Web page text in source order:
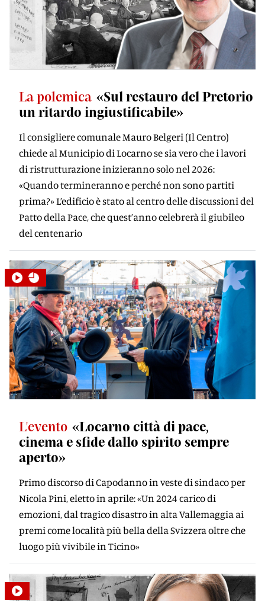
La polemica «Sul restauro del Pretorio
un ritardo ingiustiﬁcabile»
Il consigliere comunale Mauro Belgeri (Il Centro)
chiede al Municipio di Locarno se sia vero che i lavori
di ristrutturazione inizieranno solo nel 2026:
«Quando termineranno e perché non sono partiti
prima?» L’edificio è stato al centro delle discussioni del
Patto della Pace, che quest’anno celebrerà il giubileo
del centenario
L'evento «Locarno città di pace,
cinema e sfide dallo spirito sempre
aperto»
Primo discorso di Capodanno in veste di sindaco per
Nicola Pini, eletto in aprile: «Un 2024 carico di
emozioni, dal tragico disastro in alta Vallemaggia ai
premi come località più bella della Svizzera oltre che
luogo più vivibile in Ticino»